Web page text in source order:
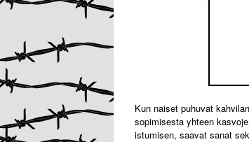
Kun naiset puhuvat
sopimisesta yhteen
istumisen, saavat sanat